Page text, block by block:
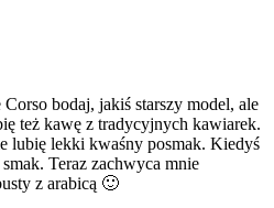
bodaj, jakiś starszy model, ale
też kawę z tradycyjnych kawiarek.
lubię lekki kwaśny posmak. Kiedyś
Teraz zachwyca mnie
z arabicą 🙂